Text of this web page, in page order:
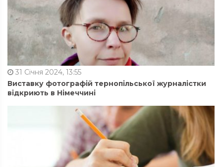
31 Січня 2024, 13:55
Виставку фотографій тернопільської журналістки
відкриють в Німеччині